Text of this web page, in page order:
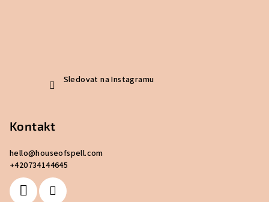
Sledovat na Instagramu
Kontakt
hello@houseofspell.com
+420734144645